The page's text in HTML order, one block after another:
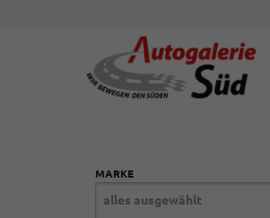
MARKE
alles ausgewählt